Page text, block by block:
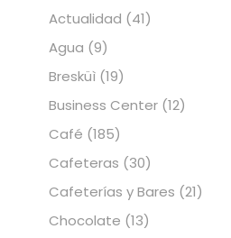
Actualidad (41)
Agua (9)
Bresküì (19)
Business Center (12)
Café (185)
Cafeteras (30)
Cafeterías y Bares (21)
Chocolate (13)